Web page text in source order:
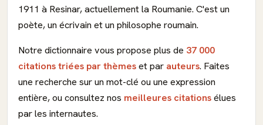
1911 à Resinar, actuellement la Roumanie. C'est un
poète, un écrivain et un philosophe roumain.
Notre dictionnaire vous propose plus de 37 000
citations triées par thèmeset par auteurs. Faites
une recherche sur un mot-clé ou une expression
entière, ou consultez nos meilleures citationsélues
par les internautes.